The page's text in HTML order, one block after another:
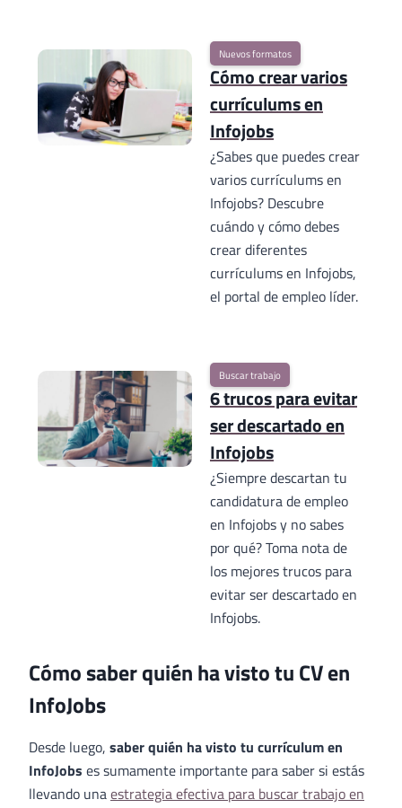
Nuevos formatos
Cómo crear varios
currículums en
Infojobs
¿Sabes que puedes crear
varios currículums en
Infojobs? Descubre
cuándo y cómo debes
crear diferentes
currículums en Infojobs,
el portal de empleo líder.
Buscar trabajo
6 trucos para evitar
ser descartado en
Infojobs
¿Siempre descartan tu
candidatura de empleo
en Infojobs y no sabes
por qué? Toma nota de
los mejores trucos para
evitar ser descartado en
Infojobs.
Cómo saber quién ha visto tu CV en
InfoJobs
Desde luego, saber quién ha visto tu currículum en
InfoJobs es sumamente importante para saber si estás
llevando unaestrategia efectiva para buscar trabajo en